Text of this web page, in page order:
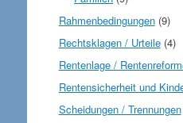
Rahmenbedingungen(9)
Rechtsklagen / Urteile(4)
Rentenlage /
Rentensicherheit und
Scheidungen / Trennungen